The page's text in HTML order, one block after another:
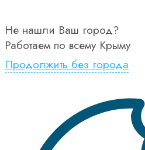
Не нашли Ваш город?
Работаем по всему Крыму
Продолжить без города